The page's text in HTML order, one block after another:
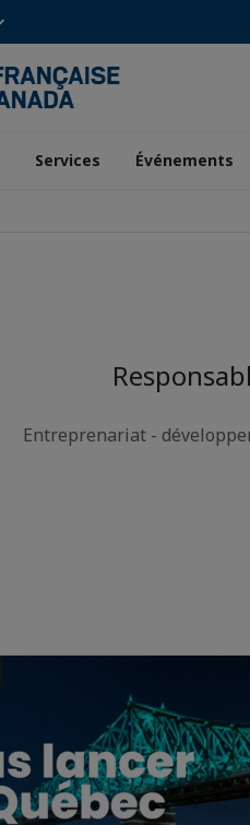
Services Événements
Entreprenariat -